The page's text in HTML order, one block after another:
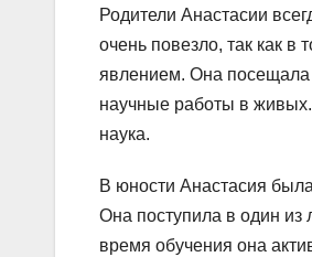
Родители Анастасии
очень повезло, так как в
явлением. Она посещала
научные работы в
наука.
В юности Анастасия
Она поступила в один из
время обучения она